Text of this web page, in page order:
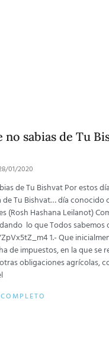
no sabias de Tu
01/2020
de Tu Bishvat Por estos
de Tu Bishvat… día conocido
(Rosh Hashana Leilanot)
lo que Todos sabemos
1.- Que
de impuestos, en la que se
obligaciones agrícolas,